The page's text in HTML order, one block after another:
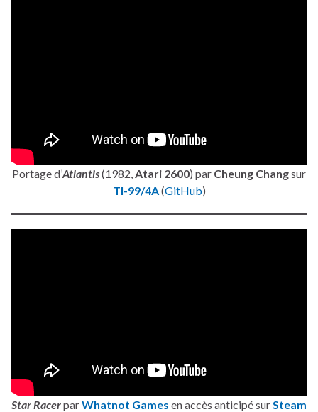
Portage d’Atlantis(1982,Atari 2600) par Cheung Changsur
TI-99/4A(GitHub)
Star RacerparWhatnot Games en accès anticipé sur Steam